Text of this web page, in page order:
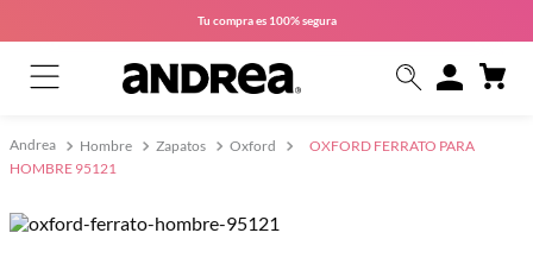
Tu compra es 100% segura
Hombre Zapatos Oxford
OXFORD FERRATO PARA
HOMBRE 95121